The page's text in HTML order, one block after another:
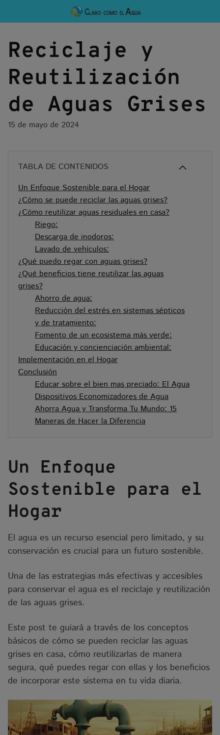
Reciclaje y
Reutilización
de Aguas Grises
15 de mayo de 2024
TABLA DE CONTENIDOS
Un Enfoque Sostenible para el Hogar
¿Cómo se puede reciclar las aguas grises?
¿Cómo reutilizar aguas residuales en casa?
Riego:
Descarga de inodoros:
Lavado de vehículos:
¿Qué puedo regar con aguas grises?
¿Qué beneficios tiene reutilizar las aguas
grises?
Ahorro de agua:
Reducción del estrés en sistemas sépticos
y de tratamiento:
Fomento de un ecosistema más verde:
Educación y concienciación ambiental:
Implementación en el Hogar
Conclusión
Educar sobre el bien mas preciado: El Agua
Dispositivos Economizadores de Agua
Ahorra Agua y Transforma Tu Mundo: 15
Maneras de Hacer la Diferencia
Un Enfoque
Sostenible para el
Hogar
El agua es un recurso esencial pero limitado, y su
conservación es crucial para un futuro sostenible.
Una de las estrategias más efectivas y accesibles
para conservar el agua es el reciclaje y reutilización
de las aguas grises.
Este post te guiará a través de los conceptos
básicos de cómo se pueden reciclar las aguas
grises en casa, cómo reutilizarlas de manera
segura, qué puedes regar con ellas y los beneficios
de incorporar este sistema en tu vida diaria.